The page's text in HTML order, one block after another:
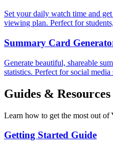
Set your daily watch time and
viewing plan. Perfect for
Summary Card
Generate beautiful, shareable
statistics. Perfect for social
Guides & Resources
Learn how to get the most out of
Getting Started Guide